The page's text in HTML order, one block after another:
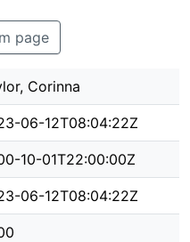
page
Corinna
06-12T08:04:22Z
10-01T22:00:00Z
06-12T08:04:22Z